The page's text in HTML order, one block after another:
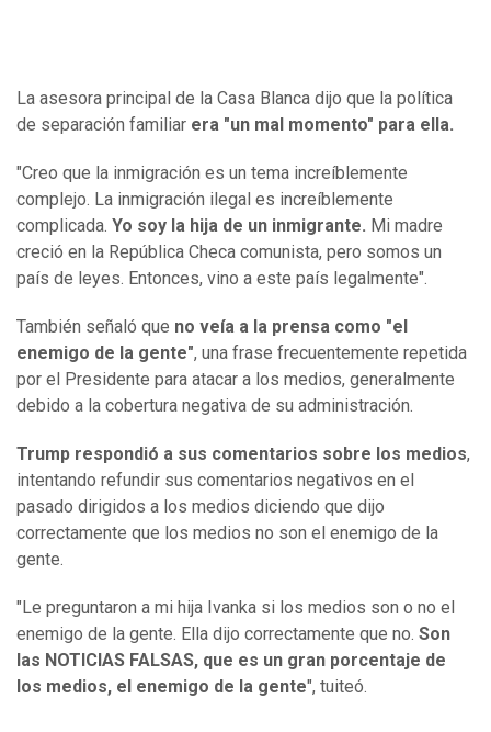
La asesora principal de la Casa Blanca dijo que la política
de separación familiar era "un mal momento" para ella.
"Creo que la inmigración es un tema increíblemente
complejo. La inmigración ilegal es increíblemente
complicada. Yo soy la hija de un inmigrante. Mi madre
creció en la República Checa comunista, pero somos un
país de leyes. Entonces, vino a este país legalmente".
También señaló que no veía a la prensa como "el
enemigo de la gente", una frase frecuentemente repetida
por el Presidente para atacar a los medios, generalmente
debido a la cobertura negativa de su administración.
Trump respondió a sus comentarios sobre los medios,
intentando refundir sus comentarios negativos en el
pasado dirigidos a los medios diciendo que dijo
correctamente que los medios no son el enemigo de la
gente.
"Le preguntaron a mi hija Ivanka si los medios son o no el
enemigo de la gente. Ella dijo correctamente que no. Son
las NOTICIAS FALSAS, que es un gran porcentaje de
los medios, el enemigo de la gente", tuiteó.